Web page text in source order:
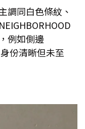
調同白色條紋、
例如側邊
份清晰但未至